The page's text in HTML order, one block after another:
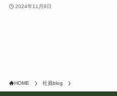
2024年11月8日
HOME 社員blog